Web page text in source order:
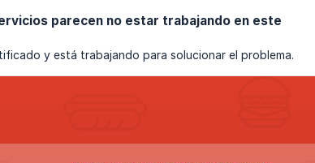
parecen no estar trabajando en este
y está trabajando para solucionar el problema.